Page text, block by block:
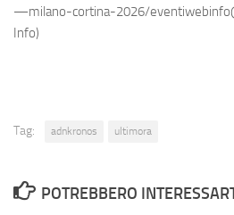
—milano-cortina-2026/
Info)
Tag: adnkronos ultimora
POTREBBERO